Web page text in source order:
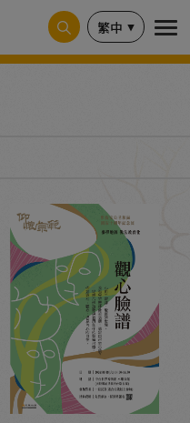
繁中